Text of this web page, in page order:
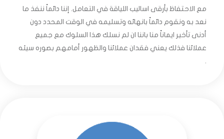
مع الاحتفاظ بأرقى اساليب اللياقة في التعامل. إننا دائماً ننفذ ما
نعد به ونقوم دائماً بانهائه وتسليمه في الوقت المحدد دون
أدنى تأخير ايماناً منا باننا ان لم نسلك هذا السلوك مع جميع
عملائنا فذلك يعني فقدان عملائنا والظهور أمامهم بصوره سيئه